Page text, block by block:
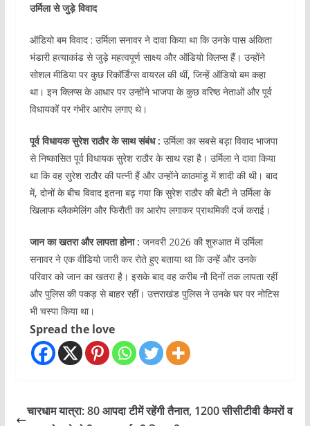
उर्मिला से जुड़े विवाद
ऑडियो बम विवाद : उर्मिला सनावर ने दावा किया था कि उनके पास अंकिता
भंडारी हत्याकांड से जुड़े महत्वपूर्ण साक्ष्य और ऑडियो क्लिप्स हैं। उन्होंने
सोशल मीडिया पर कुछ रिकॉर्डिंग्स वायरल की थीं, जिन्हें ऑडियो बम कहा
था। इन क्लिप्स के आधार पर उन्होंने भाजपा के कुछ वरिष्ठ नेताओं और पूर्व
विधायकों पर गंभीर आरोप लगाए थे।
पूर्व विधायक सुरेश राठौर के साथ संबंध : उर्मिला का सबसे बड़ा विवाद भाजपा
से निष्कासित पूर्व विधायक सुरेश राठौर के साथ रहा है। उर्मिला ने दावा किया
था कि वह सुरेश राठौर की पत्नी हैं और उन्होंने काठमांडू में शादी की थी। बाद
में, दोनों के बीच विवाद इतना बढ़ गया कि सुरेश राठौर की बेटी ने उर्मिला के
खिलाफ ब्लैकमेलिंग और फिरौती का आरोप लगाकर प्राथमिकी दर्ज कराई।
जान का खतरा और लापता होना : जनवरी 2026 की शुरुआत में उर्मिला
सनावर ने एक वीडियो जारी कर रोते हुए बताया था कि उन्हें और उनके
परिवार को जान का खतरा है। इसके बाद वह करीब नौ दिनों तक लापता रहीं
और पुलिस की पकड़ से बाहर रहीं। उत्तराखंड पुलिस ने उनके घर पर नोटिस
भी चस्पा किया था।
Spread the love
चारधाम यात्रा: 80 आपदा टीमें रहेंगी तैनात, 1200 सीसीटीवी कैमरों व